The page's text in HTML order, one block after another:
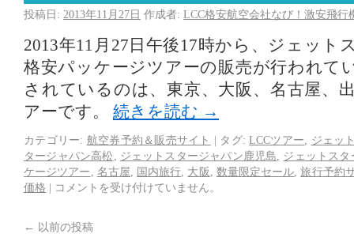
投稿日: 2013年11月27日 作成者: LCC格安航空会社なび！激安飛行
2013年11月27日午後17時から、ジェット
格安パッケージツアーの販売が行われて
されているのは、東京、大阪、名古屋、
アーです。 続きを読む →
カテゴリー: 航空券予約＆販売サイト | タグ: LCCツアー
ジェッ
タージャパン高松
ジェットスタージャパン鹿児島
ジェットス
ケージツアー
名古屋 国内旅行 大阪 数量限定セール ,旅行予約
価格 | コメントを受け付けていません。
← 以前の投稿